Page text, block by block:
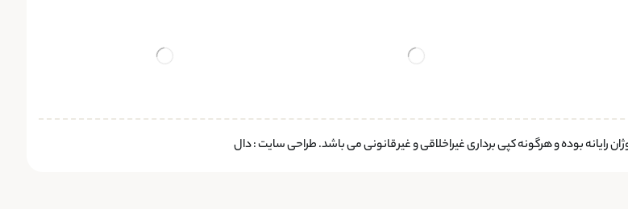
بوده و هرگونه کپی برداری غیراخلاقی و غیرقانونی می باشد.طراحی سایت:دال